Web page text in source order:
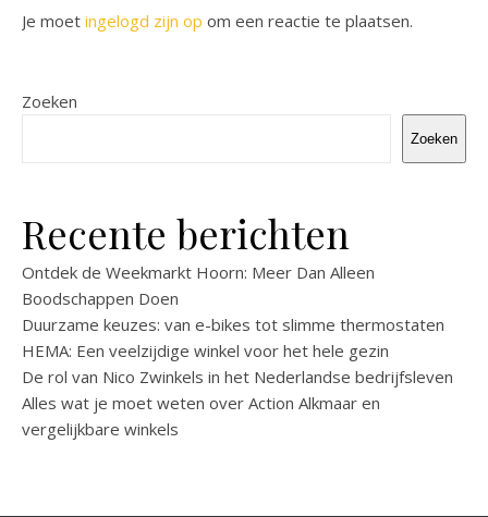
Je moet ingelogd zijn op om een reactie te plaatsen.
Zoeken
Zoeken
Recente berichten
Ontdek de Weekmarkt Hoorn: Meer Dan Alleen
Boodschappen Doen
Duurzame keuzes: van e-bikes tot slimme thermostaten
HEMA: Een veelzijdige winkel voor het hele gezin
De rol van Nico Zwinkels in het Nederlandse bedrijfsleven
Alles wat je moet weten over Action Alkmaar en
vergelijkbare winkels